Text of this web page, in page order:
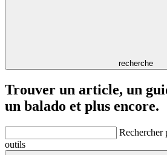
recherche
Trouver un article, un
un balado et plus encore.
Rechercher
outils